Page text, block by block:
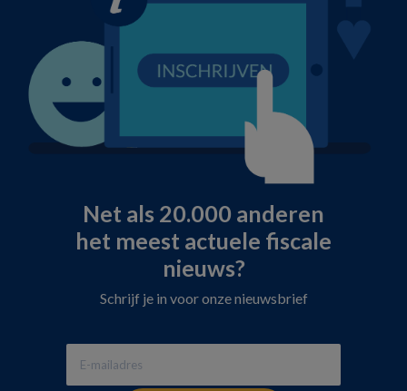
Net als 20.000 anderen
het meest actuele fiscale
nieuws?
Schrijf je in voor onze nieuwsbrief